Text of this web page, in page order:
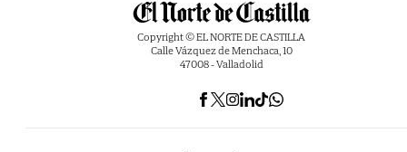
Copyright © EL NORTE DE CASTILLA
Calle Vázquez de Menchaca, 10
47008 - Valladolid